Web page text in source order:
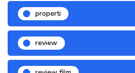
properti
review